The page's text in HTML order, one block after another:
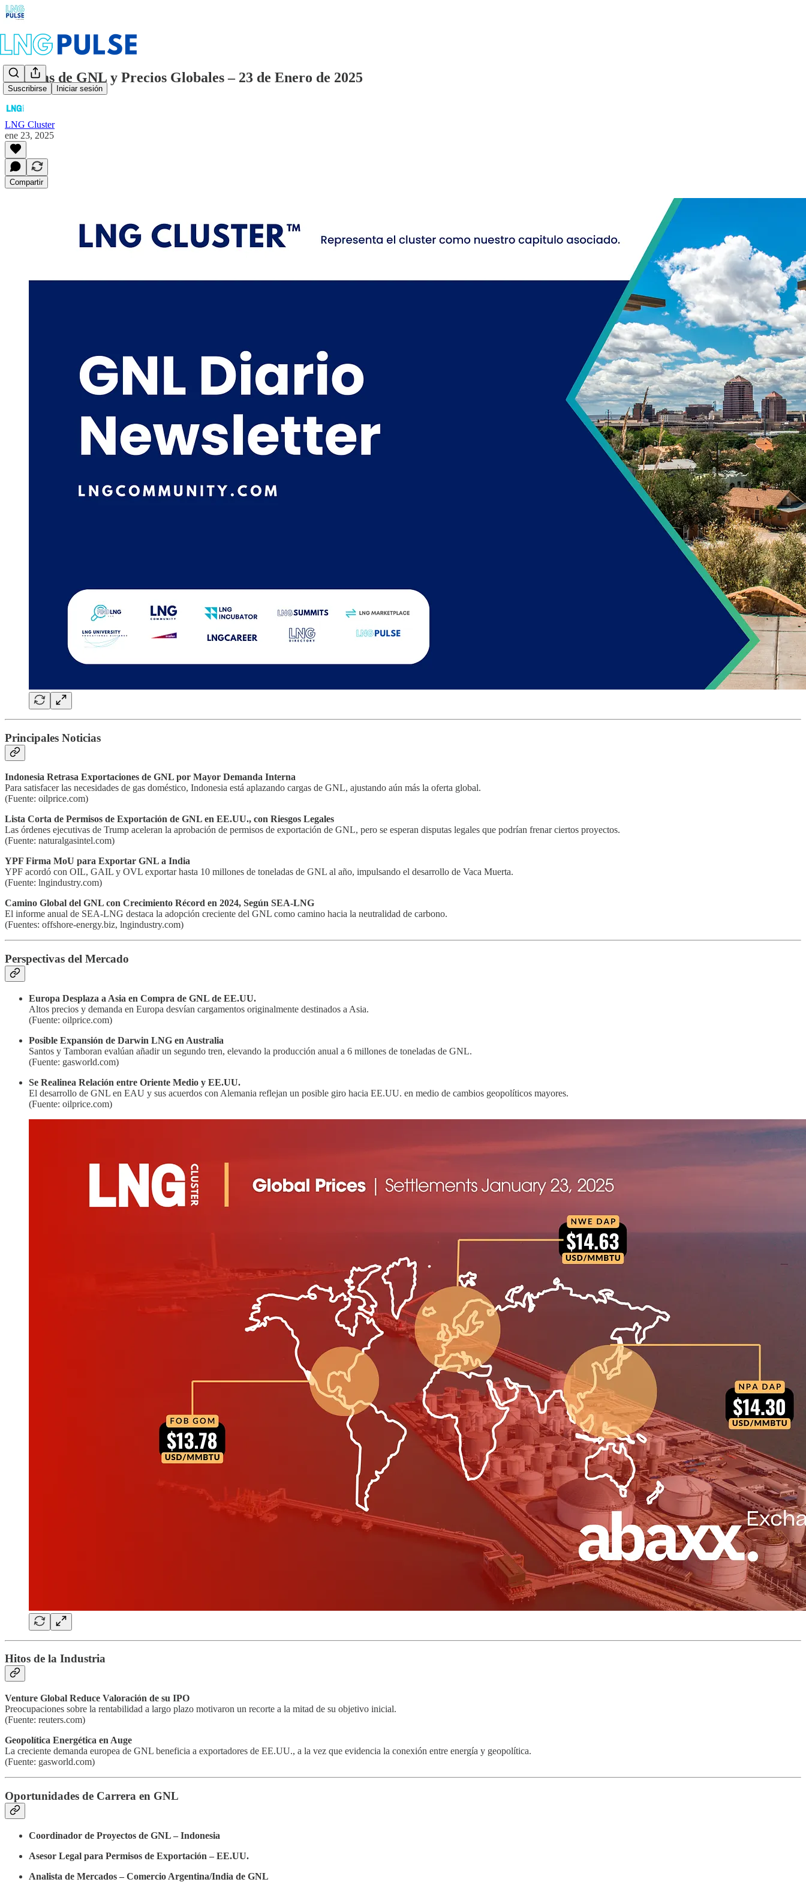
Suscribirse Iniciar sesión
Noticias de GNL y Precios Globales – 23 de Enero de 2025
LNG Cluster
ene 23, 2025
Compartir
Principales Noticias
Indonesia Retrasa Exportaciones de GNL por Mayor Demanda Interna
Para satisfacer las necesidades de gas doméstico, Indonesia está aplazando cargas de GNL, ajustando aún más la oferta global.
(Fuente: oilprice.com)
Lista Corta de Permisos de Exportación de GNL en EE.UU., con Riesgos Legales
Las órdenes ejecutivas de Trump aceleran la aprobación de permisos de exportación de GNL, pero se esperan disputas legales que podrían frenar ciertos proyectos.
(Fuente: naturalgasintel.com)
YPF Firma MoU para Exportar GNL a India
YPF acordó con OIL, GAIL y OVL exportar hasta 10 millones de toneladas de GNL al año, impulsando el desarrollo de Vaca Muerta.
(Fuente: lngindustry.com)
Camino Global del GNL con Crecimiento Récord en 2024, Según SEA-LNG
El informe anual de SEA-LNG destaca la adopción creciente del GNL como camino hacia la neutralidad de carbono.
(Fuentes: offshore-energy.biz, lngindustry.com)
Perspectivas del Mercado
Europa Desplaza a Asia en Compra de GNL de EE.UU.
Altos precios y demanda en Europa desvían cargamentos originalmente destinados a Asia.
(Fuente: oilprice.com)
Posible Expansión de Darwin LNG en Australia
Santos y Tamboran evalúan añadir un segundo tren, elevando la producción anual a 6 millones de toneladas de GNL.
(Fuente: gasworld.com)
Se Realinea Relación entre Oriente Medio y EE.UU.
El desarrollo de GNL en EAU y sus acuerdos con Alemania reflejan un posible giro hacia EE.UU. en medio de cambios geopolíticos mayores.
(Fuente: oilprice.com)
Hitos de la Industria
Venture Global Reduce Valoración de su IPO
Preocupaciones sobre la rentabilidad a largo plazo motivaron un recorte a la mitad de su objetivo inicial.
(Fuente: reuters.com)
Geopolítica Energética en Auge
La creciente demanda europea de GNL beneficia a exportadores de EE.UU., a la vez que evidencia la conexión entre energía y geopolítica.
(Fuente: gasworld.com)
Oportunidades de Carrera en GNL
Coordinador de Proyectos de GNL – Indonesia
Asesor Legal para Permisos de Exportación – EE.UU.
Analista de Mercados – Comercio Argentina/India de GNL